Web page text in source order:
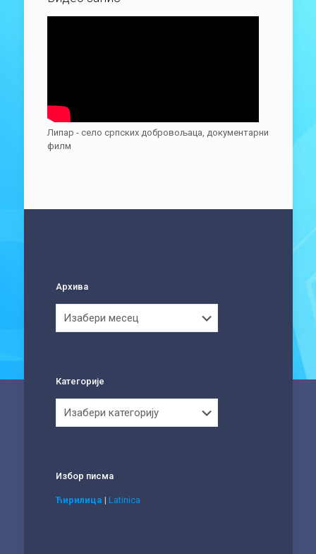
Липар - село српских добровољаца, документарни
филм
Архива
Категорије
Избор писма
Ћирилица | Latinica